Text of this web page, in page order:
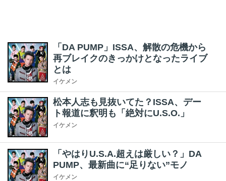
「DA PUMP」ISSA、解散の危機から
再ブレイクのきっかけとなったライブ
とは
イケメン
松本人志も見抜いてた？ISSA、デー
ト報道に釈明も「絶対にU.S.O.」
イケメン
「やはりU.S.A.超えは厳しい？」DA
PUMP、最新曲に“足りない”モノ
イケメン